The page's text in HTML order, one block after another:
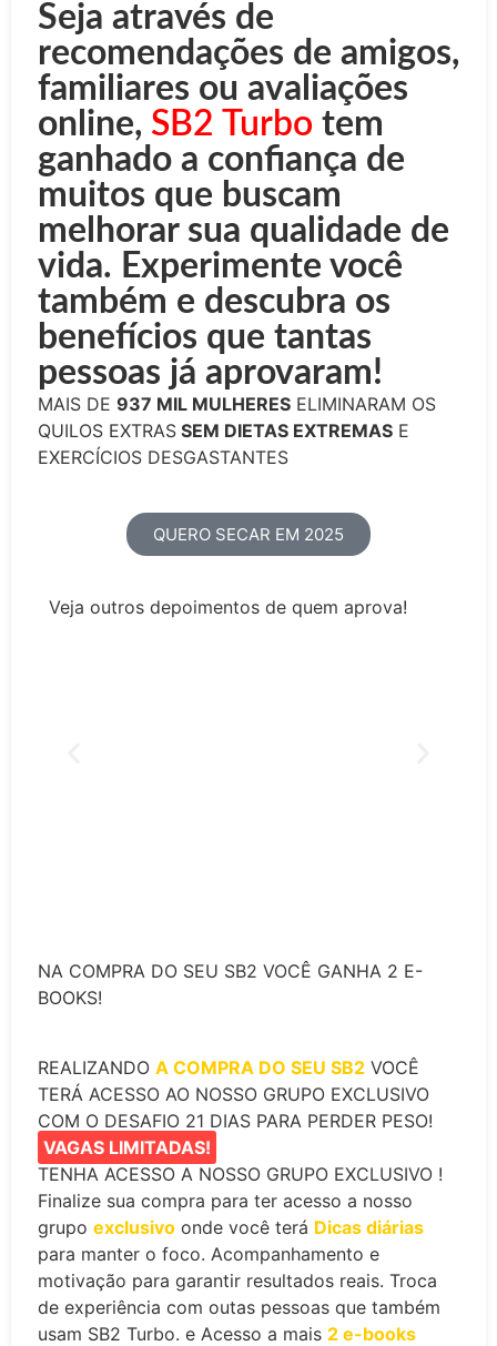
Seja através de
recomendações de amigos,
familiares ou avaliações
online, SB2 Turbo tem
ganhado a confiança de
muitos que buscam
melhorar sua qualidade de
vida. Experimente você
também e descubra os
benefícios que tantas
pessoas já aprovaram!
MAIS DE 937 MIL MULHERES ELIMINARAM OS
QUILOS EXTRAS SEM DIETAS EXTREMAS E
EXERCÍCIOS DESGASTANTES
QUERO SECAR EM 2025
Veja outros depoimentos de quem aprova!
NA COMPRA DO SEU SB2 VOCÊ GANHA 2 E-
BOOKS!
REALIZANDO A COMPRA DO SEU SB2 VOCÊ
TERÁ ACESSO AO NOSSO GRUPO EXCLUSIVO
COM O DESAFIO 21 DIAS PARA PERDER PESO!
VAGAS LIMITADAS!
TENHA ACESSO A NOSSO GRUPO EXCLUSIVO !
Finalize sua compra para ter acesso a nosso
grupo exclusivo onde você terá Dicas diárias
para manter o foco. Acompanhamento e
motivação para garantir resultados reais. Troca
de experiência com outas pessoas que também
usam SB2 Turbo. e Acesso a mais 2 e-books